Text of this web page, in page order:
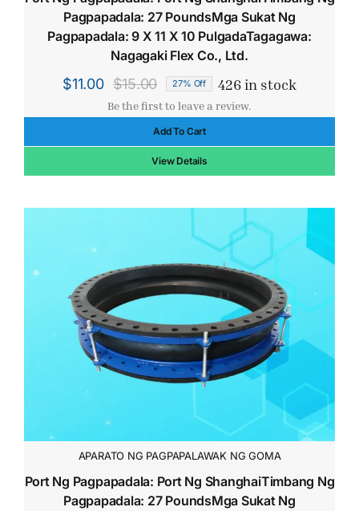
Pagpapadala: 27 PoundsMga Sukat Ng
Pagpapadala: 9 X 11 X 10 PulgadaTagagawa:
Nagagaki Flex Co., Ltd.
$15.00
Original
price
was:
$15.00.
$11.00
Current
price
is:
$11.00.
27% Off 426 in stock
Be the first to leave a review.
Add To Cart
View Details
APARATO NG PAGPAPALAWAK NG GOMA
Port Ng Pagpapadala: Port Ng ShanghaiTimbang Ng
Pagpapadala: 27 PoundsMga Sukat Ng